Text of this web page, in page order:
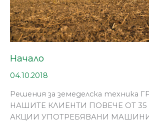
Начало
04.10.2018
Решения за земеделска техника
НАШИТЕ КЛИЕНТИ ПОВЕЧЕ ОТ
АКЦИИ УПОТРЕБЯВАНИ МАШИНИ